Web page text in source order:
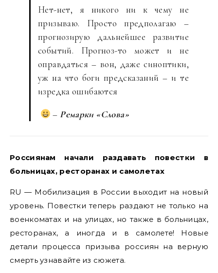
Нет-нет, я никого ни к чему не
призываю. Просто предполагаю –
прогнозирую дальнейшее развитие
событий. Прогноз-то может и не
оправдаться – вон, даже синоптики,
уж на что боги предсказаний – и те
изредка ошибаются
– Ремарки «Слова»
Россиянам начали раздавать повестки в
больницах, ресторанах и самолетах
RU — Мобилизация в России выходит на новый
уровень. Повестки теперь раздают не только на
военкоматах и на улицах, но также в больницах,
ресторанах, а иногда и в самолете! Новые
детали процесса призыва россиян на верную
смерть узнавайте из сюжета.